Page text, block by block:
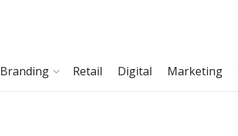
Branding Retail Digital Marketing